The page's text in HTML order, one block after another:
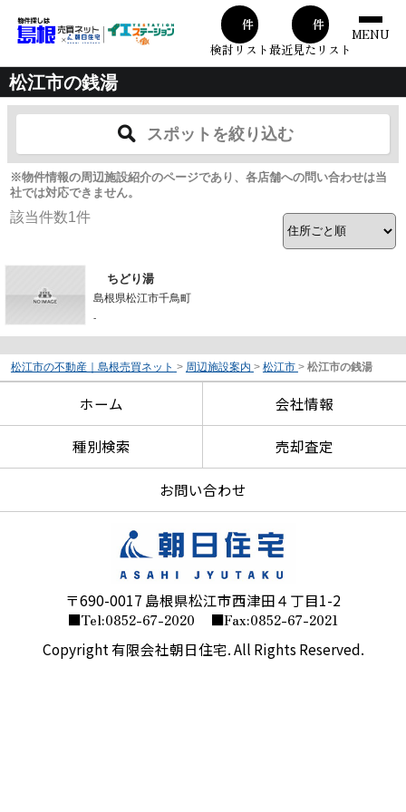
00件
検討リスト
00件
最近見たリスト
MENU
松江市の銭湯
スポットを絞り込む
※物件情報の周辺施設紹介のページであり、各店舗への問い合わせは当
社では対応できません。
該当件数1件
ちどり湯
島根県松江市千鳥町
-
松江市の不動産｜島根売買ネット > 周辺施設案内 > 松江市 > 松江市の銭湯
ホーム 会社情報
種別検索 売却査定
お問い合わせ
〒690-0017 島根県松江市西津田４丁目1-2
■Tel:0852-67-2020 ■Fax:0852-67-2021
Copyright 有限会社朝日住宅. All Rights Reserved.